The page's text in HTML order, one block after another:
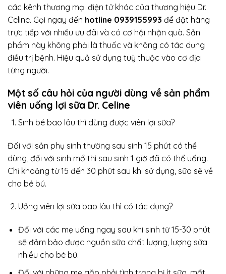
các kênh thương mại điện tử khác của thương hiệu Dr.
Celine. Gọi ngay đến hotline 0939155993 để đặt hàng
trực tiếp với nhiều ưu đãi và có cơ hội nhận quà. Sản
phẩm này không phải là thuốc và không có tác dụng
điều trị bệnh. Hiệu quả sử dụng tuỳ thuộc vào cơ địa
từng người.
Một số câu hỏi của người dùng về sản phẩm
viên uống lợi sữa Dr. Celine
Sinh bé bao lâu thì dùng được viên lợi sữa?
Đối với sản phụ sinh thường sau sinh 15 phút có thể
dùng, đối với sinh mổ thì sau sinh 1 giờ đã có thể uống.
Chỉ khoảng từ 15 đến 30 phút sau khi sử dụng, sữa sẽ về
cho bé bú.
Uống viên lợi sữa bao lâu thì có tác dụng?
Đối với các mẹ uống ngay sau khi sinh từ 15-30 phút
sẽ đảm bảo được nguồn sữa chất lượng, lượng sữa
nhiều cho bé bú.